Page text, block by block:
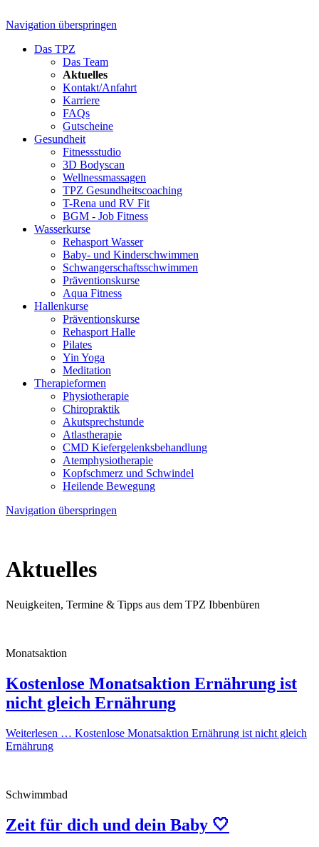
Navigation überspringen
Das TPZ
Das Team
Aktuelles
Kontakt/Anfahrt
Karriere
FAQs
Gutscheine
Gesundheit
Fitnessstudio
3D Bodyscan
Wellnessmassagen
TPZ Gesundheits­coaching
T-Rena und RV Fit
BGM - Job Fitness
Wasserkurse
Rehasport Wasser
Baby- und Kinderschwimmen
Schwangerschafts­schwimmen
Präventionskurse
Aqua Fitness
Hallenkurse
Präventionskurse
Rehasport Halle
Pilates
Yin Yoga
Meditation
Therapieformen
Physiotherapie
Chiropraktik
Akutsprechstunde
Atlastherapie
CMD Kiefer­gelenks­behandlung
Atem­physio­therapie
Kopfschmerz und Schwindel
Heilende Bewegung
Navigation überspringen
Aktuelles
Neuigkeiten, Termine & Tipps aus dem TPZ Ibbenbüren
Monatsaktion
Kostenlose Monatsaktion Ernährung ist
nicht gleich Ernährung
Weiterlesen … Kostenlose Monatsaktion Ernährung ist nicht gleich
Ernährung
Schwimmbad
Zeit für dich und dein Baby 🤍